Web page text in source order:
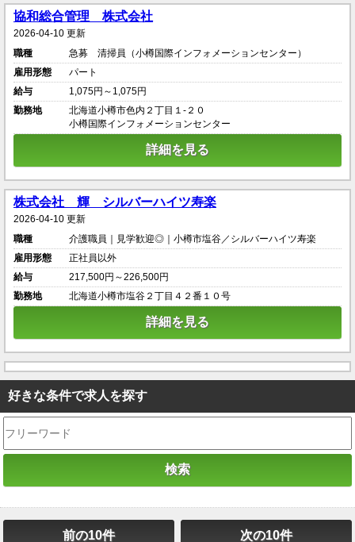
協和総合管理 株式会社
2026-04-10 更新
職種
急募 清掃員（小樽国際インフォメーションセンター）
雇用形態
パート
給与
1,075円～1,075円
勤務地
北海道小樽市色内２丁目１‐２０
小樽国際インフォメーションセンター
詳細を見る
株式会社 輝 シルバーハイツ寿楽
2026-04-10 更新
職種
介護職員｜見学歓迎◎｜小樽市塩谷／シルバーハイツ寿楽
雇用形態
正社員以外
給与
217,500円～226,500円
勤務地
北海道小樽市塩谷２丁目４２番１０号
詳細を見る
好きな条件で求人を探す
前の10件 次の10件